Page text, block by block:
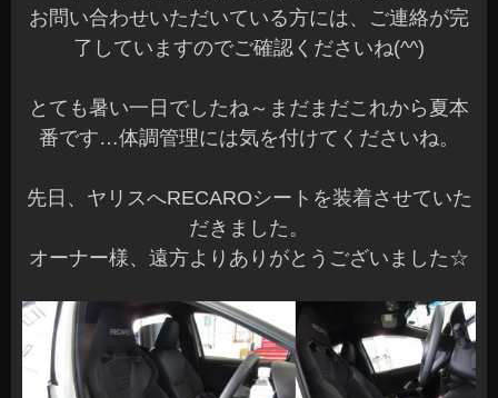
お問い合わせいただいている方には、ご連絡が完
了していますのでご確認くださいね(^^)
とても暑い一日でしたね～まだまだこれから夏本
番です…体調管理には気を付けてくださいね。
先日、ヤリスへRECAROシートを装着させていた
だきました。
オーナー様、遠方よりありがとうございました☆